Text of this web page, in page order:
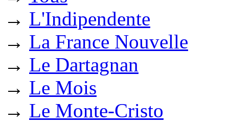
→ L'Indipendente
→ La France Nouvelle
→ Le Dartagnan
→ Le Mois
→ Le Monte-Cristo